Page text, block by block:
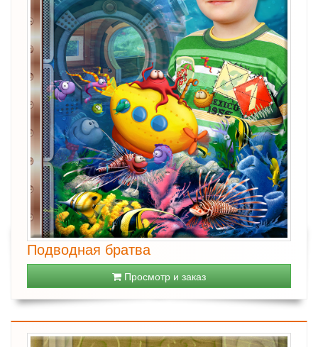
Подводная братва
Просмотр и заказ